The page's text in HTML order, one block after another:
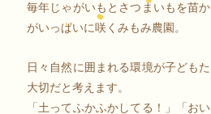
毎年じゃがいもとさつまいもを苗
がいっぱいに咲くみもみ農園。
日々自然に囲まれる環境が子ども
大切だと考えます。
「土ってふかふかしてる！」「お